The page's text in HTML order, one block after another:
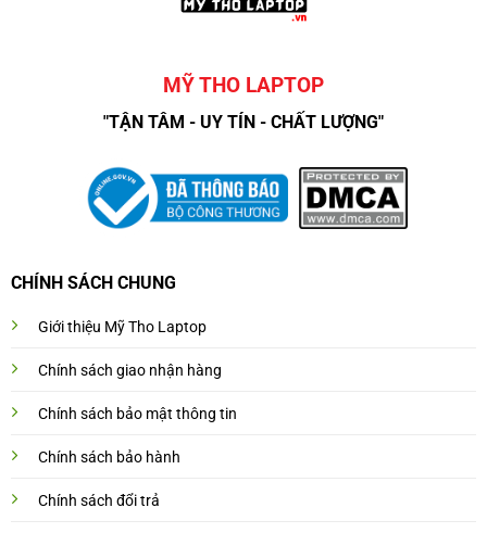
MỸ THO LAPTOP
"TẬN TÂM - UY TÍN - CHẤT LƯỢNG"
CHÍNH SÁCH CHUNG
Giới thiệu Mỹ Tho Laptop
Chính sách giao nhận hàng
Chính sách bảo mật thông tin
Chính sách bảo hành
Chính sách đổi trả